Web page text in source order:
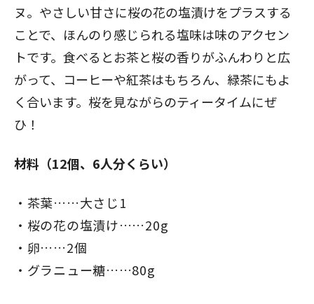
ヌ。やさしい甘さに桜の花の塩漬けをプラスする
ことで、ほんのり感じられる塩味は味のアクセン
トです。食べるとお茶と桜の香りがふんわりと広
がって、コーヒーや紅茶はもちろん、緑茶にもよ
く合います。桜を見ながらのティータイムにぜ
ひ！
材料（12個、6人分くらい）
茶葉……大さじ1
桜の花の塩漬け……20g
卵……2個
グラニュー糖……80g